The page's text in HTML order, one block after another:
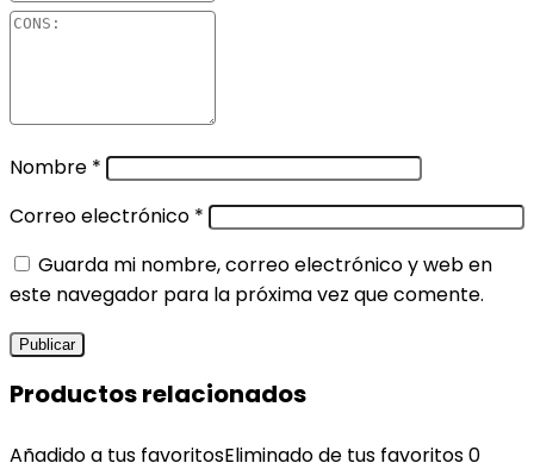
Nombre *
Correo electrónico *
Guarda mi nombre, correo electrónico y web en
este navegador para la próxima vez que comente.
Productos relacionados
Añadido a tus favoritosEliminado de tus favoritos0